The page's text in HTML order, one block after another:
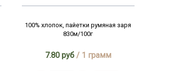
100% хлопок, пайетки румяная заря
830м/100г
7.80 руб/ 1 грамм